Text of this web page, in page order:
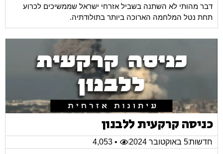
דבר מהותי לא השתנה בשביל אזרחי ישראל שממשיכים לכרוע
תחת נטל המלחמה הארוכה ביותר בתולודתיה.
כניסה קרקעית ללבנון
חדשות5 באוקטובר 2024
• 4,053